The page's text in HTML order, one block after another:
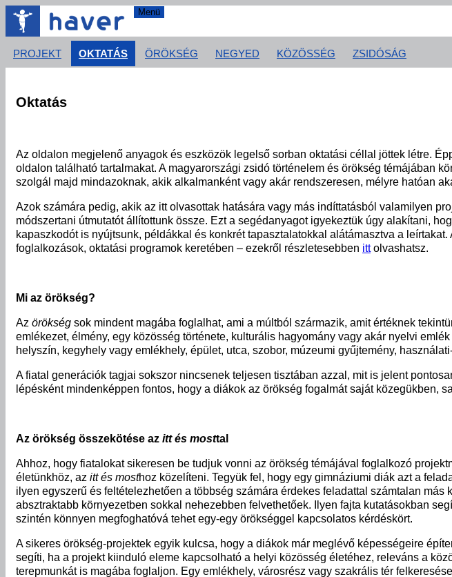
Menü
PROJEKT OKTATÁS ÖRÖKSÉG NEGYED KÖZÖSSÉG ZSIDÓSÁG
Oktatás
Az oldalon megjelenő anyagok és eszközök legelső sorban oktatási céllal jöttek létre.
oldalon található tartalmakat. A magyarországi zsidó történelem és örökség témájában
szolgál majd mindazoknak, akik alkalmanként vagy akár rendszeresen, mélyre hatóan
Azok számára pedig, akik az itt olvasottak hatására vagy más indíttatásból valamilyen
módszertani útmutatót állítottunk össze. Ezt a segédanyagot igyekeztük úgy alakítani,
kapaszkodót is nyújtsunk, példákkal és konkrét tapasztalatokkal alátámasztva a
foglalkozások, oktatási programok keretében – ezekről részletesebben ittolvashatsz.
Mi az örökség?
Az örökség sok mindent magába foglalhat, ami a múltból származik, amit értéknek
emlékezet, élmény, egy közösség története, kulturális hagyomány vagy akár nyelvi
helyszín, kegyhely vagy emlékhely, épület, utca, szobor, múzeumi gyűjtemény,
A fiatal generációk tagjai sokszor nincsenek teljesen tisztában azzal, mit is jelent
lépésként mindenképpen fontos, hogy a diákok az örökség fogalmát saját közegükben,
Az örökség összekötése az itt és mosttal
Ahhoz, hogy fiatalokat sikeresen be tudjuk vonni az örökség témájával foglalkozó
életünkhöz, az itt és mosthoz közelíteni. Tegyük fel, hogy egy gimnáziumi diák azt a
ilyen egyszerű és feltételezhetően a többség számára érdekes feladattal számtalan
absztraktabb környezetben sokkal nehezebben felvethetőek. Ilyen fajta kutatásokban
szintén könnyen megfoghatóvá tehet egy-egy örökséggel kapcsolatos kérdéskört.
A sikeres örökség-projektek egyik kulcsa, hogy a diákok már meglévő képességeire
segíti, ha a projekt kiinduló eleme kapcsolható a helyi közösség életéhez, releváns a
terepmunkát is magába foglaljon. Egy emlékhely, városrész vagy szakrális tér